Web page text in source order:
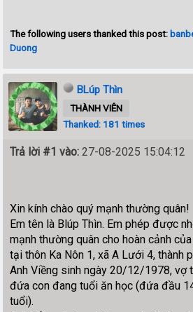
The following users thanked this post:
Duong
BLúp Thìn
THÀNH VIÊN
Thanked: 181 times
Trả lời #1 vào: 27-08-2025 15:04:12
Xin kính chào quý mạnh thường quân!
Em tên là Blúp Thìn. Em phép được
mạnh thường quân cho hoàn cảnh
tại thôn Ka Nôn 1, xã A Lưới 4, thành
Anh Viềng sinh ngày 20/12/1978, vợ
đứa con đang tuổi ăn học (đứa đầu
tuổi).